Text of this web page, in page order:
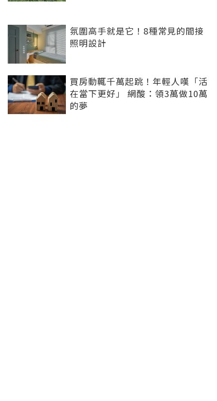
氛圍高手就是它！8種常見的間接
照明設計
買房動輒千萬起跳！年輕人嘆「活
在當下更好」 網酸：領3萬做10萬
的夢